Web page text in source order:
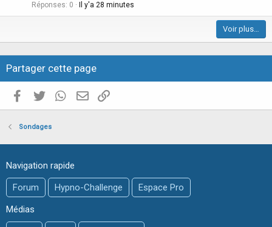
i
l
e
Réponses 0 Il y'a 28 minutes
Voir plus…
Partager cette page
Facebook
Twitter WhatsAppE-mail valide
Sondages
Navigation rapide
Forum
Hypno-Challenge
Espace Pro
Médias